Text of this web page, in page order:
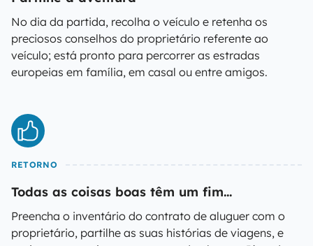
No dia da partida, recolha o veículo e retenha os
preciosos conselhos do proprietário referente ao
veículo; está pronto para percorrer as estradas
europeias em família, em casal ou entre amigos.
RETORNO
Todas as coisas boas têm um fim...
Preencha o inventário do contrato de aluguer com o
proprietário, partilhe as suas histórias de viagens, e